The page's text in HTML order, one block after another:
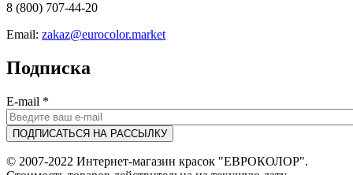
8 (800) 707-44-20
Email: zakaz@eurocolor.market
Подписка
E-mail *
© 2007-2022 Интернет-магазин красок "ЕВРОКОЛОР".